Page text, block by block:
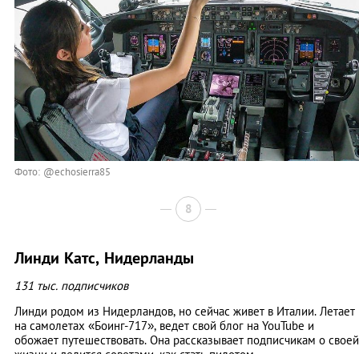
Фото: @echosierra85
8
Линди Катс, Нидерланды
131 тыс. подписчиков
Линди родом из Нидерландов, но сейчас живет в Италии. Летает
на самолетах «Боинг-717», ведет свой блог на YouTube и
обожает путешествовать. Она рассказывает подписчикам о своей